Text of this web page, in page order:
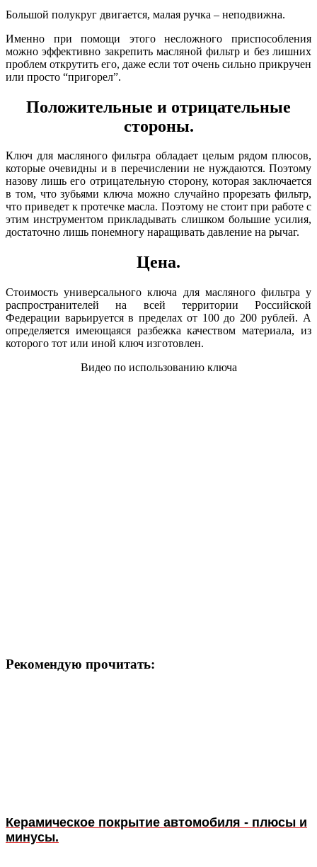
Большой полукруг двигается, малая ручка – неподвижна.
Именно при помощи этого несложного приспособления
можно эффективно закрепить масляной фильтр и без лишних
проблем открутить его, даже если тот очень сильно прикручен
или просто “пригорел”.
Положительные и отрицательные
стороны.
Ключ для масляного фильтра обладает целым рядом плюсов,
которые очевидны и в перечислении не нуждаются. Поэтому
назову лишь его отрицательную сторону, которая заключается
в том, что зубьями ключа можно случайно прорезать фильтр,
что приведет к протечке масла. Поэтому не стоит при работе с
этим инструментом прикладывать слишком большие усилия,
достаточно лишь понемногу наращивать давление на рычаг.
Цена.
Стоимость универсального ключа для масляного фильтра у
распространителей на всей территории Российской
Федерации варьируется в пределах от 100 до 200 рублей. А
определяется имеющаяся разбежка качеством материала, из
которого тот или иной ключ изготовлен.
Видео по использованию ключа
Рекомендую прочитать:
Керамическое покрытие автомобиля - плюсы и
минусы.